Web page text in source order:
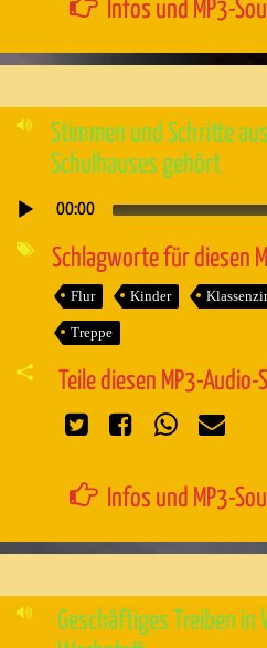
Infos und MP3-
Stimmen und Schritte
Schulhauses gehört
Audio-
00:00
Schlagworte für diesen
Flur Kinder
Treppe
Teile diesen MP3-
Infos und MP3-
Geschäftiges Treiben in